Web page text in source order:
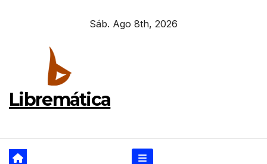
Sáb. Ago 8th, 2026
Libremática